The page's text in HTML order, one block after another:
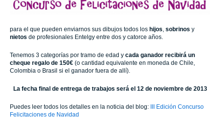
para el que pueden enviarnos sus dibujos todos los hijos, sobrinos y
nietos de profesionales Entelgy entre dos y catorce años.
Tenemos 3 categorías por tramo de edad y cada ganador recibirá un
cheque regalo de 150€ (o cantidad equivalente en moneda de Chile,
Colombia o Brasil si el ganador fuera de allí).
La fecha final de entrega de trabajos será el 12 de noviembre de 2013
Puedes leer todos los detalles en la noticia del blog:
III Edición Concurso
Felicitaciones de Navidad